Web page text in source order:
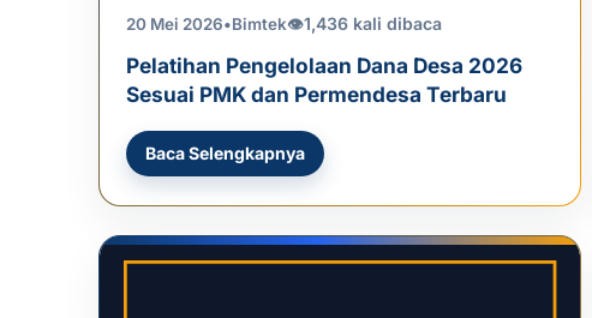
20 Mei 2026•Bimtek👁1,436 kali dibaca
Pelatihan Pengelolaan Dana Desa 2026
Sesuai PMK dan Permendesa Terbaru
Baca Selengkapnya